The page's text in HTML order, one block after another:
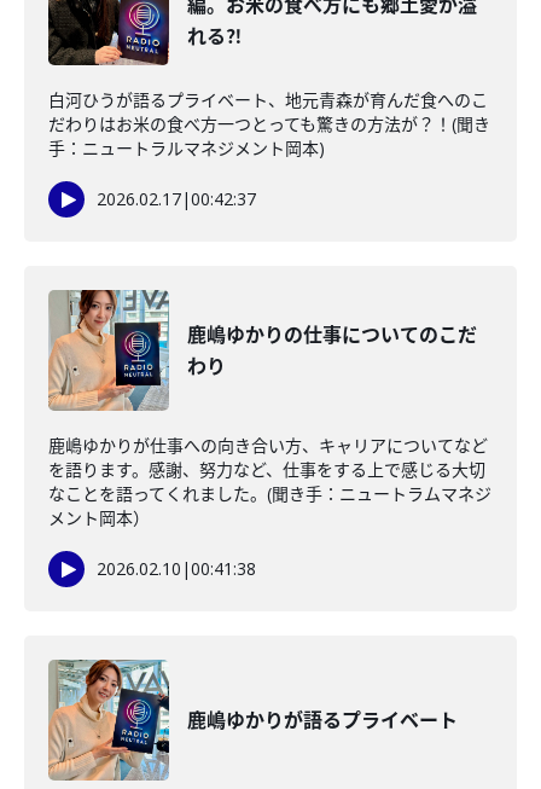
れる⁈
白河ひうが語るプライベート、地元青森が育んだ食へのこ
だわりはお米の食べ方一つとっても驚きの方法が？！(聞き
手：ニュートラルマネジメント岡本)
2026.02.17|00:42:37
鹿嶋ゆかりの仕事についてのこだ
わり
鹿嶋ゆかりが仕事への向き合い方、キャリアについてなど
を語ります。感謝、努力など、仕事をする上で感じる大切
なことを語ってくれました。(聞き手：ニュートラムマネジ
メント岡本）
2026.02.10 |00:41:38
鹿嶋ゆかりが語るプライベート